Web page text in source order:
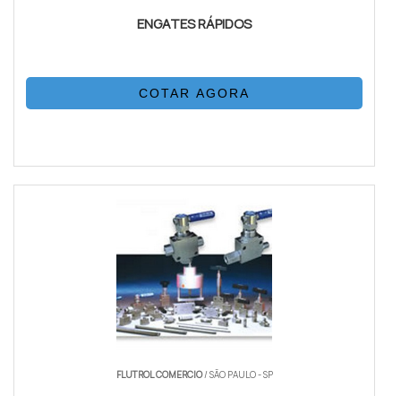
ENGATES RÁPIDOS
COTAR AGORA
FLUTROL COMERCIO/ SÃO PAULO - SP